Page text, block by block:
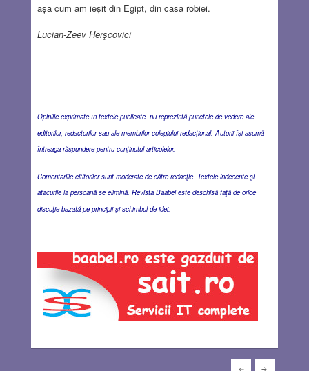
așa cum am ieșit din Egipt, din casa robiei.
Lucian-Zeev Herşcovici
Opiniile exprimate în textele publicate nu reprezintă punctele de vedere ale
editorilor, redactorilor sau ale membrilor colegiului redacţional. Autorii îşi asumă
întreaga răspundere pentru conţinutul articolelor.
Comentariile cititorilor sunt moderate de către redacţie. Textele indecente şi
atacurile la persoană se elimină. Revista Baabel este deschisă faţă de orice
discuţie bazată pe principii şi schimbul de idei.